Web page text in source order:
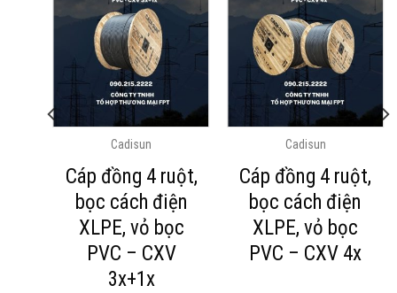
Cadisun
Cáp đồng 4 ruột,
bọc cách điện
XLPE, vỏ bọc
PVC – CXV
3x+1x
Cadisun
Cáp đồng 4 ruột,
bọc cách điện
XLPE, vỏ bọc
PVC – CXV 4x